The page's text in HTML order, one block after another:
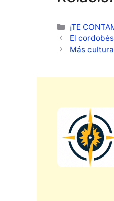
Categorías
¡TE
El
Más